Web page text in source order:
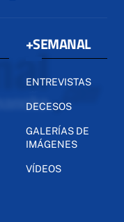
+SEMANAL
ENTREVISTAS
DECESOS
GALERÍAS DE
IMÁGENES
VÍDEOS